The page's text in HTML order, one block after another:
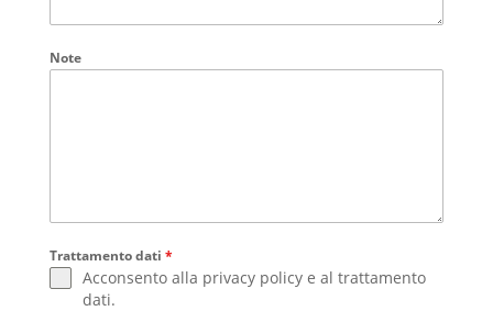
Note
Trattamento dati *
Acconsento alla privacy policye al trattamento
dati.